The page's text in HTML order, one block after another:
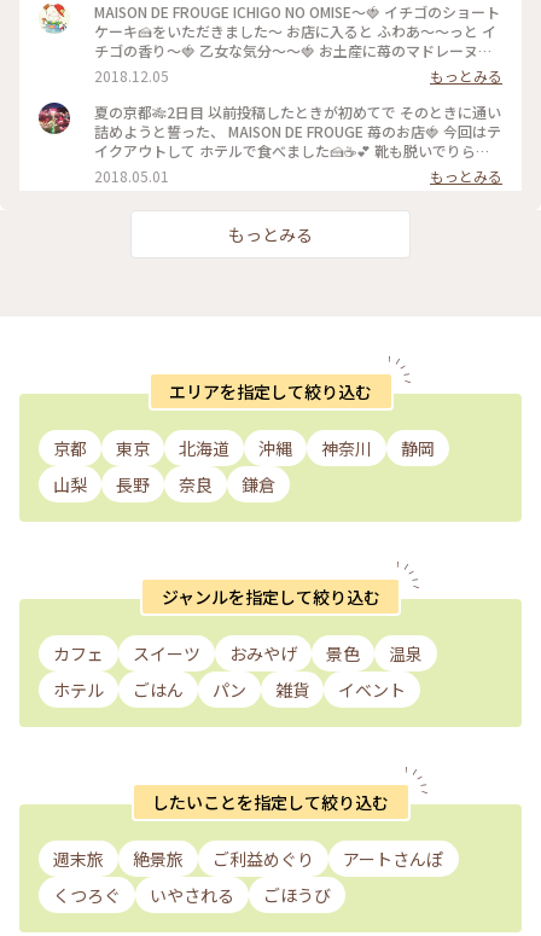
MAISON DE FROUGE ICHIGO NO OMISE〜🍓 イチゴのショート
ケーキ🍰をいただきました〜 お店に入ると ふわあ〜〜っと イ
チゴの香り〜🍓 乙女な気分〜〜🍓 お土産に苺のマドレーヌを
購入〜楽しみっ❤️ #京都#イチゴのお店#ショートケーキ
2018.12.05
もっとみる
夏の京都🎋2日目 以前投稿したときが初めてで そのときに通い
詰めようと誓った、 MAISON DE FROUGE 苺のお店🍓 今回はテ
イクアウトして ホテルで食べました🍰☕️💕 靴も脱いでりらっ
くす〜〜しながら食べて、 お店でとはまた違った幸せな苺時間
でした🍓 #京都 #カフェ #ケーキ #苺
2018.05.01 もっとみる
もっとみる
エリアを指定して絞り込む
京都 東京 北海道 沖縄 神奈川
静岡
山梨
長野 奈良 鎌倉
ジャンルを指定して絞り込む
カフェ スイーツ おみやげ 景色
温泉
ホテル
ごはん パン 雑貨 イベント
したいことを指定して絞り込む
週末旅 絶景旅 ご利益めぐり
アートさんぽ
くつろぐ
いやされる ごほうび